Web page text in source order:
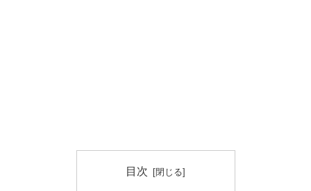
目次